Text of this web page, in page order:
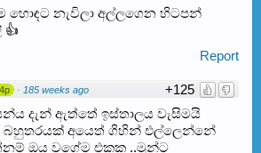
නැවිලා අල්ලගෙන හිටපන්
Report
+125
· 185 weeks ago
දැන් ඇත්තේ ඉස්තාලය වැසිමයි
බහුතරයක් අයෙත් ගිහින් එල්ලෙන්නේ
ඔය වගේම එකක ..මුන්ට